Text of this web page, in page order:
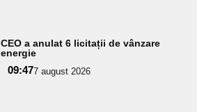
CEO a anulat 6 licitații de vânzare
energie
09:477 august 2026